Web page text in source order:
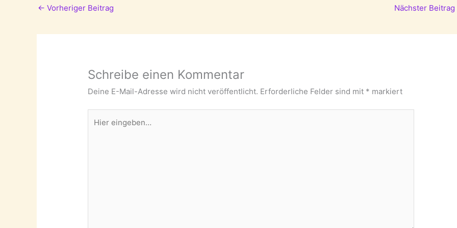
← Vorheriger Beitrag Nächster Beitrag
Schreibe einen Kommentar
Deine E-Mail-Adresse wird nicht veröffentlicht. Erforderliche Felder sind mit * markiert
eingeben…